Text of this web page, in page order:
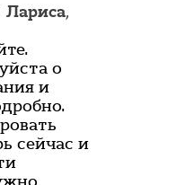
Лариса,
о
и
сейчас и